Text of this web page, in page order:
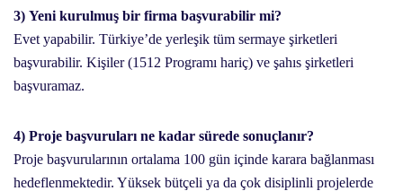
3) Yeni kurulmuş bir firma başvurabilir mi?
Evet yapabilir. Türkiye’de yerleşik tüm sermaye şirketleri
başvurabilir. Kişiler (1512 Programı hariç) ve şahıs şirketleri
başvuramaz.
4) Proje başvuruları ne kadar sürede sonuçlanır?
Proje başvurularının ortalama 100 gün içinde karara bağlanması
hedeflenmektedir. Yüksek bütçeli ya da çok disiplinli projelerde